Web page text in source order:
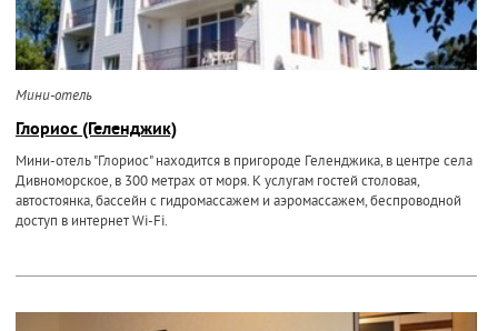
Мини-отель
Глориос (Геленджик)
Мини-отель "Глориос" находится в пригороде Геленджика, в центре села
Дивноморское, в 300 метрах от моря. К услугам гостей столовая,
автостоянка, бассейн с гидромассажем и аэромассажем, беспроводной
доступ в интернет Wi-Fi.